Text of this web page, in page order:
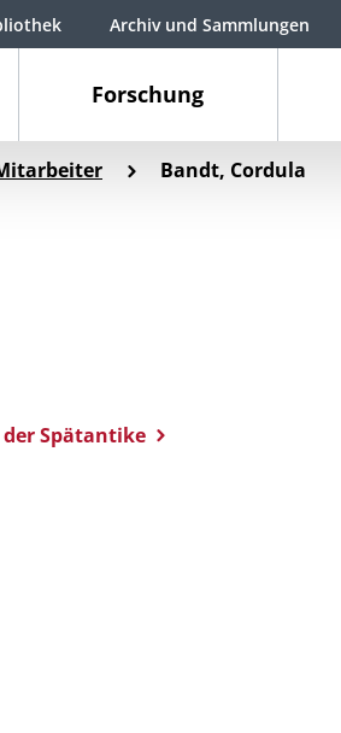
Forschung
Archiv und Sammlungen
Bandt, Cordula
Spätantike